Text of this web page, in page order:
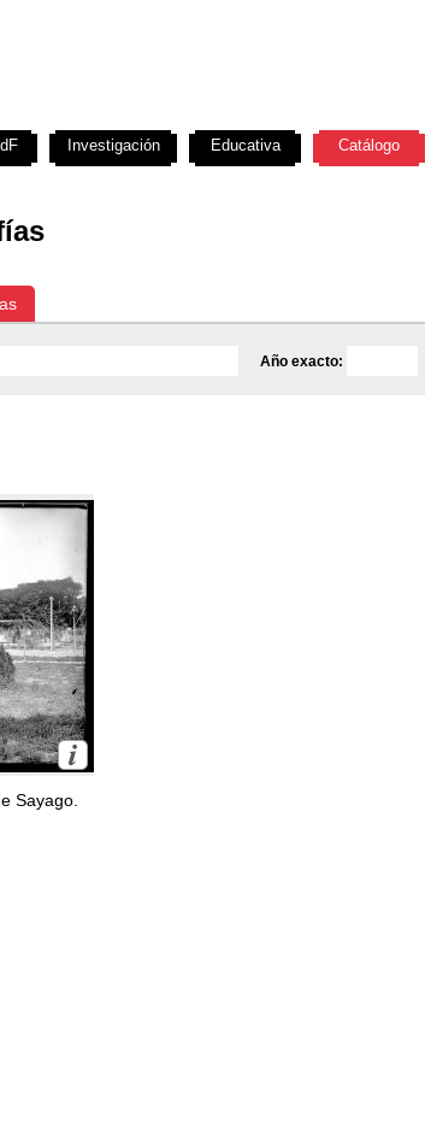
Año exacto:
Sayago.
Investigación Educativa Catálogo